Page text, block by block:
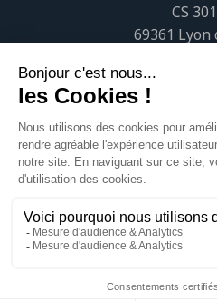
CS
69361 Lyon
Tél.+33 (0)4
https://www.youtube.com/